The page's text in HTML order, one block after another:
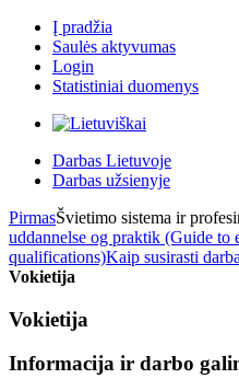
Į pradžia
Saulės aktyvumas
Login
Statistiniai duomenys
Darbas Lietuvoje
Darbas užsienyje
PirmasŠvietimo sistema ir
uddannelse og praktik (Guide to
qualifications)Kaip susirasti
Vokietija
Vokietija
Informacija ir darbo